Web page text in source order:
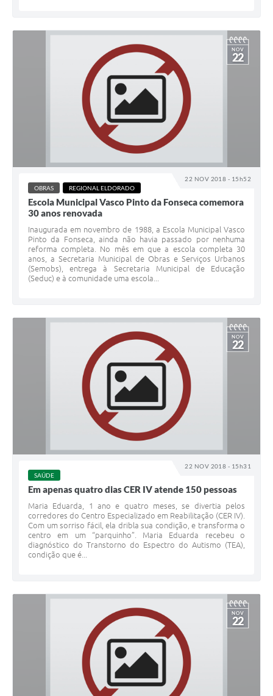
22 NOV 2018 - 15h52
NOV
22
OBRAS REGIONAL ELDORADO
Escola Municipal Vasco Pinto da Fonseca comemora
30 anos renovada
Inaugurada em novembro de 1988, a Escola Municipal Vasco
Pinto da Fonseca, ainda não havia passado por nenhuma
reforma completa. No mês em que a escola completa 30
anos, a Secretaria Municipal de Obras e Serviços Urbanos
(Semobs), entrega à Secretaria Municipal de Educação
(Seduc) e à comunidade uma escola...
22 NOV 2018 - 15h31
NOV
22
SAÚDE
Em apenas quatro dias CER IV atende 150 pessoas
Maria Eduarda, 1 ano e quatro meses, se divertia pelos
corredores do Centro Especializado em Reabilitação (CER IV).
Com um sorriso fácil, ela dribla sua condição, e transforma o
centro em um “parquinho”. Maria Eduarda recebeu o
diagnóstico do Transtorno do Espectro do Autismo (TEA),
condição que é...
NOV
22